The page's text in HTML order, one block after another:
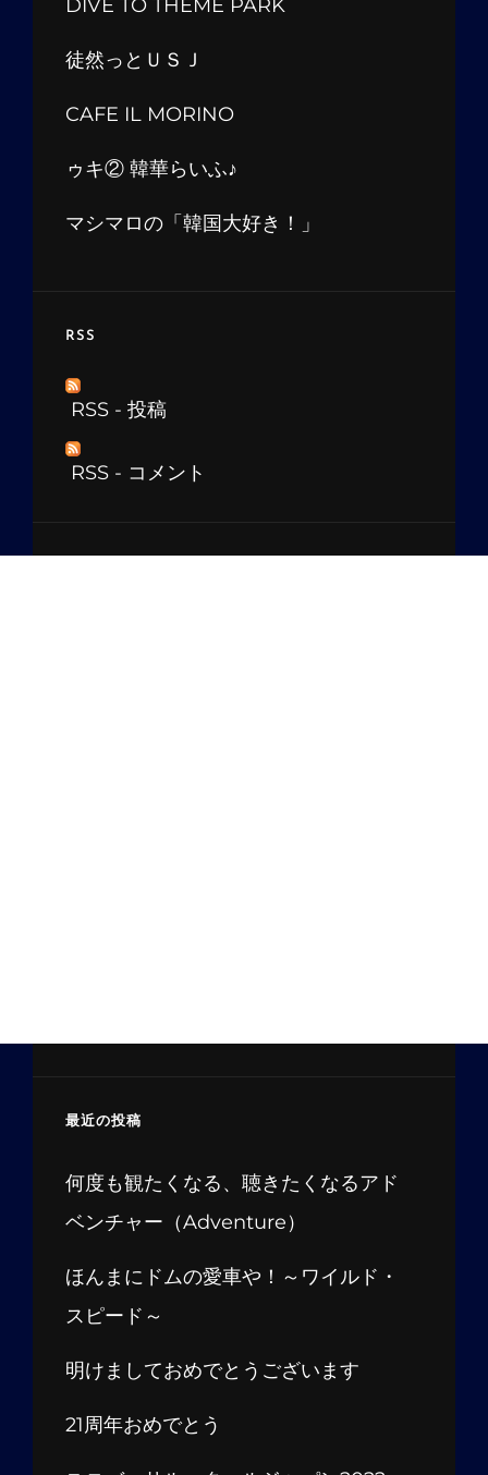
DIVE TO THEME PARK
徒然っとＵＳＪ
CAFE IL MORINO
ゥキ② 韓華らいふ♪
マシマロの「韓国大好き！」
RSS
RSS - 投稿
RSS - コメント
最近の投稿
何度も観たくなる、聴きたくなるアド
ベンチャー（Adventure）
ほんまにドムの愛車や！～ワイルド・
スピード～
明けましておめでとうございます
21周年おめでとう